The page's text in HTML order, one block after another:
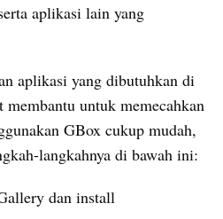
aplikasi lain yang
aplikasi yang dibutuhkan di
untuk memecahkan
GBox cukup mudah,
langkahnya di bawah ini:
dan install